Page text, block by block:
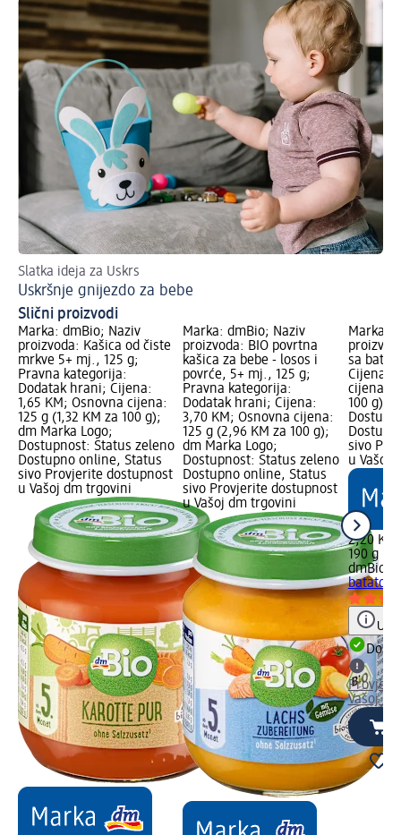
Slatka ideja za Uskrs
Uskršnje gnijezdo za bebe
Slični proizvodi
Marka: dmBio; Naziv
proizvoda: Kašica od čiste
mrkve 5+ mj., 125 g;
Pravna kategorija:
Dodatak hrani; Cijena:
1,65 KM; Osnovna cijena:
125 g (1,32 KM za 100 g);
dm Marka Logo;
Dostupnost: Status zeleno
Dostupno online, Status
sivo Provjerite dostupnost
u Vašoj dm trgovini
Marka: dmBio; Naziv
proizvoda: BIO povrtna
kašica za bebe - losos i
povrće, 5+ mj., 125 g;
Pravna kategorija:
Dodatak hrani; Cijena:
3,70 KM; Osnovna cijena:
125 g (2,96 KM za 100 g);
dm Marka Logo;
Dostupnost: Status zeleno
Dostupno online, Status
sivo Provjerite dostupnost
u Vašoj dm trgovini
Marka:
sa
Cijena:
cijena:
100 g);
sivo
u Vašoj
2,20 KM
190 g
dmBio
batatom
Vašoj